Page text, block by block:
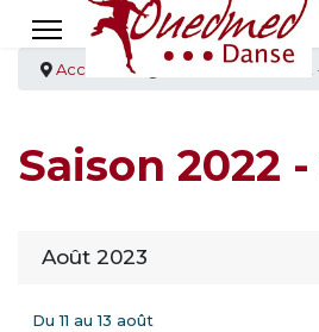
Accueil Saison 2022
Saison 2022
Août 2023
Du 11 au 13 août